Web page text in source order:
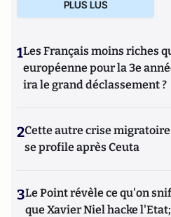
PLUS LUS
1Les Français moins riches
européenne pour la 3e
ira le grand déclassement ?
2Cette autre crise
se profile après Ceuta
3Le Point révèle ce qu'on
que Xavier Niel hacke